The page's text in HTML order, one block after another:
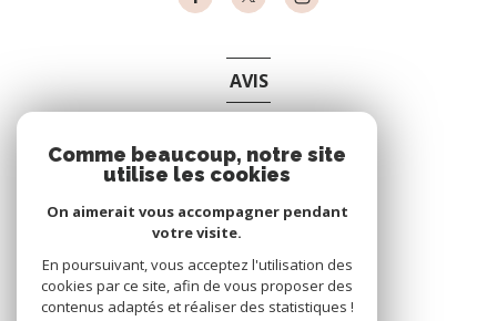
AVIS
Comme beaucoup, notre site
utilise les cookies
On aimerait vous accompagner pendant
votre visite.
En poursuivant, vous acceptez l'utilisation des
cookies par ce site, afin de vous proposer des
contenus adaptés et réaliser des statistiques !